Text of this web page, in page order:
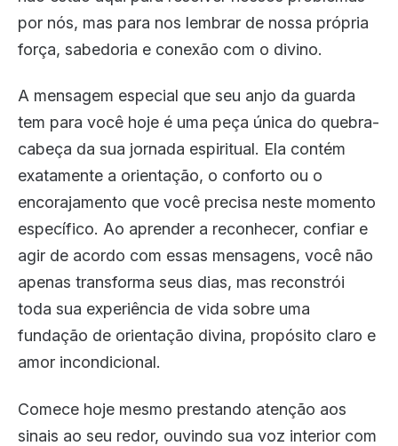
por nós, mas para nos lembrar de nossa própria
força, sabedoria e conexão com o divino.
A mensagem especial que seu anjo da guarda
tem para você hoje é uma peça única do quebra-
cabeça da sua jornada espiritual. Ela contém
exatamente a orientação, o conforto ou o
encorajamento que você precisa neste momento
específico. Ao aprender a reconhecer, confiar e
agir de acordo com essas mensagens, você não
apenas transforma seus dias, mas reconstrói
toda sua experiência de vida sobre uma
fundação de orientação divina, propósito claro e
amor incondicional.
Comece hoje mesmo prestando atenção aos
sinais ao seu redor, ouvindo sua voz interior com